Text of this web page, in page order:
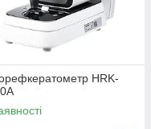
HRK-